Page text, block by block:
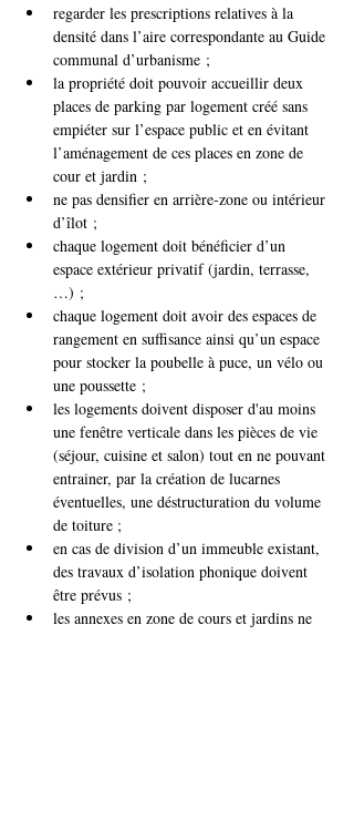
regarder les prescriptions relatives à la
densité dans l’aire correspondante au Guide
communal d’urbanisme ;
la propriété doit pouvoir accueillir deux
places de parking par logement créé sans
empiéter sur l’espace public et en évitant
l’aménagement de ces places en zone de
cour et jardin ;
ne pas densifier en arrière-zone ou intérieur
d’îlot ;
chaque logement doit bénéficier d’un
espace extérieur privatif (jardin, terrasse,
…) ;
chaque logement doit avoir des espaces de
rangement en suffisance ainsi qu’un espace
pour stocker la poubelle à puce, un vélo ou
une poussette ;
les logements doivent disposer d'au moins
une fenêtre verticale dans les pièces de vie
(séjour, cuisine et salon) tout en ne pouvant
entrainer, par la création de lucarnes
éventuelles, une déstructuration du volume
de toiture ;
en cas de division d’un immeuble existant,
des travaux d’isolation phonique doivent
être prévus ;
les annexes en zone de cours et jardins ne